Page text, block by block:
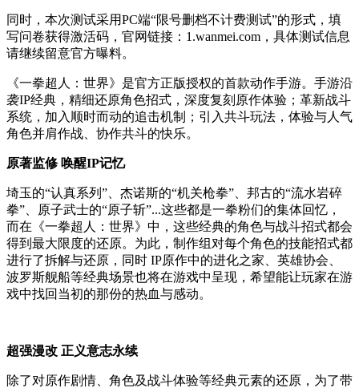
同时，本次测试采用PC端“限号删档不计费测试”的形式，填
写问卷获得激活码，官网链接：1.wanmei.com，具体测试信息
请继续留意官方曝料。
《一拳超人：世界》是官方正版授权的首款动作手游。手游沿
袭IP经典，精细还原角色招式，深度复刻原作体验；革新战斗
系统，加入顺时而动的追击机制；引入共斗玩法，体验与人气
角色并肩作战、协作共斗的快乐。
原著监修 唤醒IP记忆
埼玉的“认真系列”、杰诺斯的“机关枪拳”、邦古的“流水岩碎
拳”、原子武士的“原子斩”...这些都是一拳粉们的集体回忆，
而在《一拳超人：世界》中，这些经典的角色与战斗招式都会
得到最大限度的还原。为此，制作组对每个角色的技能招式都
进行了拆解与还原，同时 IP原作中的进化之家、英雄协会、
波罗斯舰船等经典场景也将在游戏中呈现，希望能让玩家在游
戏中找回当初的那份的热血与感动。
超强漫改 正义意志永续
除了对原作剧情、角色及战斗体验等经典元素的还原，为了带